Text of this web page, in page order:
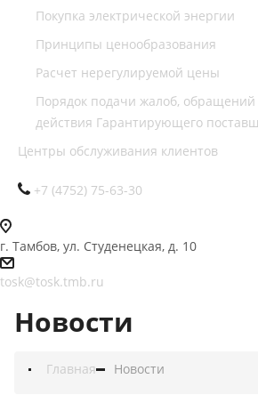
Покупка электрической энергии
Принципы ценообразования
Расчет нерегулируемой цены
Порядок подачи жалоб,
действия Гарантирующего
Центры обслуживания клиентов
+7 (4752) 75-63-30
г. Тамбов, ул. Студенецкая, д. 10
tosk@tosk.tmb.ru
Новости
Главная Новости